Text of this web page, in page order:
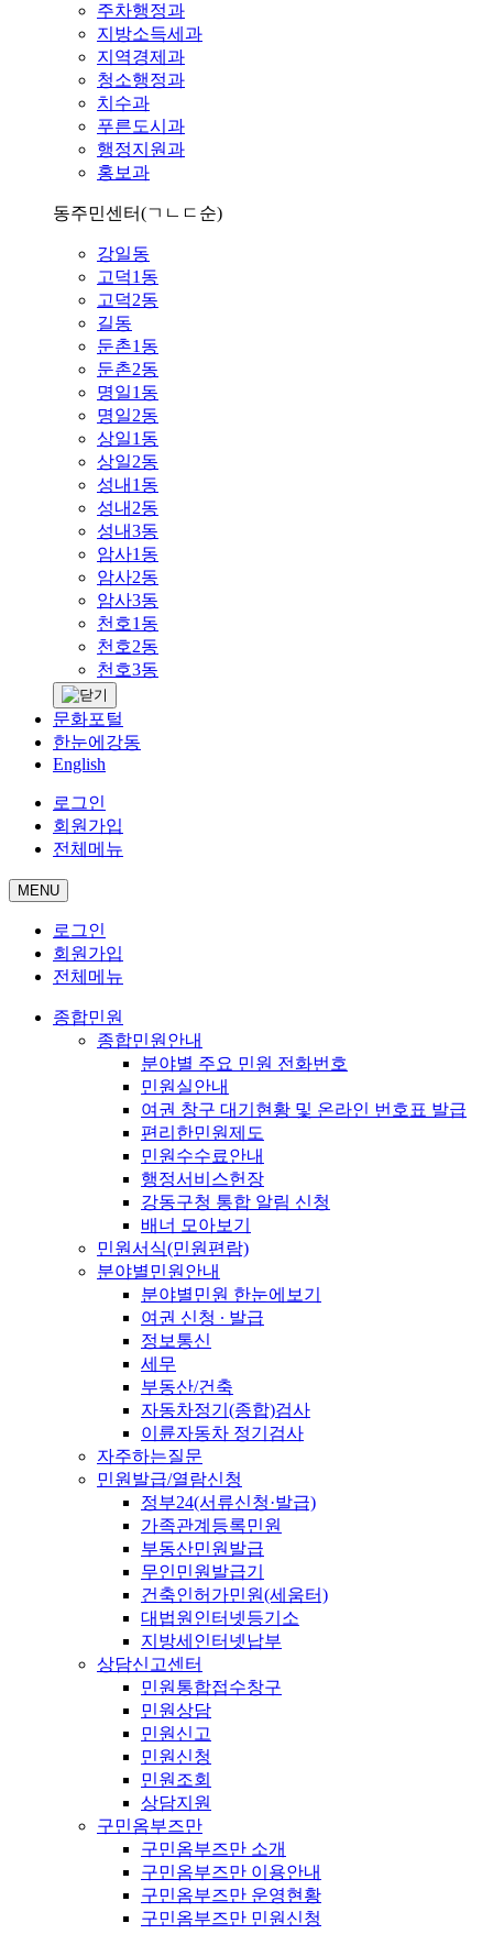
주차행정과
지방소득세과
지역경제과
청소행정과
치수과
푸른도시과
행정지원과
홍보과
동주민센터(ㄱㄴㄷ순)
강일동
고덕1동
고덕2동
길동
둔촌1동
둔촌2동
명일1동
명일2동
상일1동
상일2동
성내1동
성내2동
성내3동
암사1동
암사2동
암사3동
천호1동
천호2동
천호3동
문화포털
한눈에강동
English
로그인
회원가입
전체메뉴
MENU
로그인
회원가입
전체메뉴
종합민원
종합민원안내
분야별 주요 민원 전화번호
민원실안내
여권 창구 대기현황 및 온라인 번호표 발급
편리한민원제도
민원수수료안내
행정서비스헌장
강동구청 통합 알림 신청
배너 모아보기
민원서식(민원편람)
분야별민원안내
분야별민원 한눈에보기
여권 신청 ∙ 발급
정보통신
세무
부동산/건축
자동차정기(종합)검사
이륜자동차 정기검사
자주하는질문
민원발급/열람신청
정부24(서류신청·발급)
가족관계등록민원
부동산민원발급
무인민원발급기
건축인허가민원(세움터)
대법원인터넷등기소
지방세인터넷납부
상담신고센터
민원통합접수창구
민원상담
민원신고
민원신청
민원조회
상담지원
구민옴부즈만
구민옴부즈만 소개
구민옴부즈만 이용안내
구민옴부즈만 운영현황
구민옴부즈만 민원신청